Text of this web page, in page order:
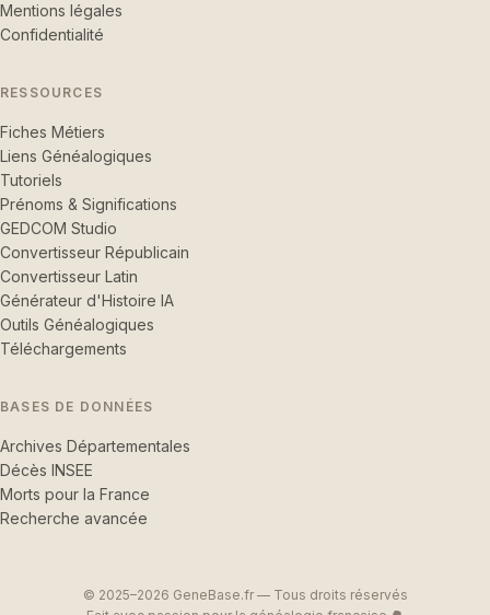
Mentions légales
Confidentialité
RESSOURCES
Fiches Métiers
Liens Généalogiques
Tutoriels
Prénoms & Significations
GEDCOM Studio
Convertisseur Républicain
Convertisseur Latin
Générateur d'Histoire IA
Outils Généalogiques
Téléchargements
BASES DE DONNÉES
Archives Départementales
Décès INSEE
Morts pour la France
Recherche avancée
© 2025–2026 GeneBase.fr — Tous droits réservés